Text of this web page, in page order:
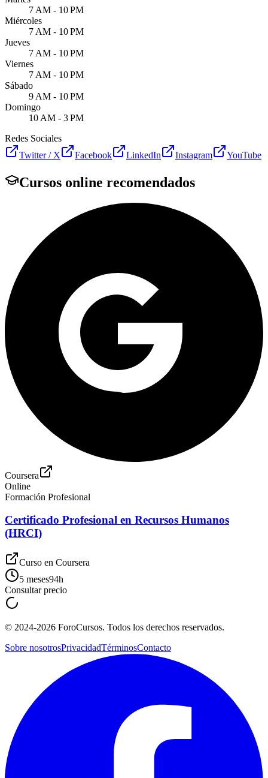
7 AM - 10 PM
Miércoles
7 AM - 10 PM
Jueves
7 AM - 10 PM
Viernes
7 AM - 10 PM
Sábado
9 AM - 10 PM
Domingo
10 AM - 3 PM
Redes Sociales
Twitter / X
Facebook LinkedIn Instagram YouTube
Cursos online recomendados
Coursera
Online
Formación Profesional
Certificado Profesional en Recursos Humanos
(HRCI)
Curso en Coursera
5 meses94h
Consultar precio
© 2024-2026 ForoCursos. Todos los derechos reservados.
Sobre nosotrosPrivacidadTérminosContacto